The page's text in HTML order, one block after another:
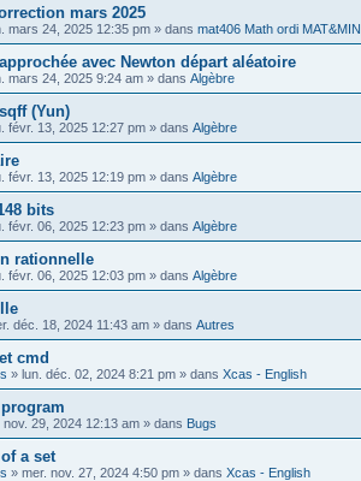
mars 2025
mars 24, 2025 12:35 pm » dans mat406 Math ordi MAT&MIN
avec Newton départ aléatoire
mars 24, 2025 9:24 am » dans Algèbre
(Yun)
févr. 13, 2025 12:27 pm » dans Algèbre
févr. 13, 2025 12:19 pm » dans Algèbre
bits
févr. 06, 2025 12:23 pm » dans Algèbre
rationnelle
févr. 06, 2025 12:03 pm » dans Algèbre
déc. 18, 2024 11:43 am » dans Autres
cmd
» lun. déc. 02, 2024 8:21 pm » dans Xcas - English
nov. 29, 2024 12:13 am » dans Bugs
a set
» mer. nov. 27, 2024 4:50 pm » dans Xcas - English